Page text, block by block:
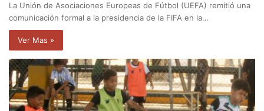
La Unión de Asociaciones Europeas de Fútbol (UEFA) remitió una
comunicación formal a la presidencia de la FIFA en la…
Ver Mas »